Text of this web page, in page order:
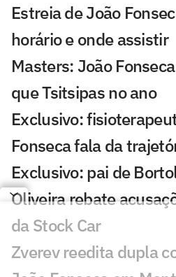
Estreia de João
horário e onde assistir
Masters: João
que Tsitsipas no ano
Exclusivo:
Fonseca fala da
Exclusivo: pai de
Oliveira rebate
da Stock Car
Zverev reedita dupla